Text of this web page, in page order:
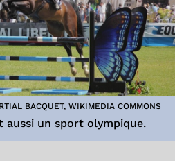
BACQUET, WIKIMEDIA COMMONS
aussi un sport olympique.